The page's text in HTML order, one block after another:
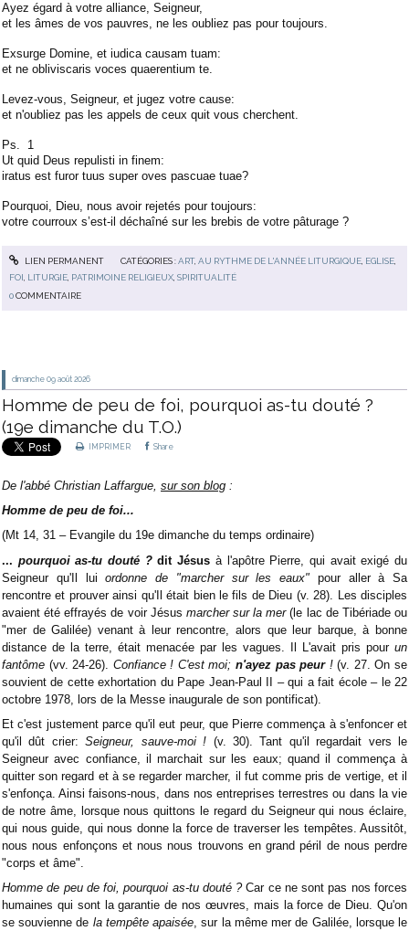
Ayez égard à votre alliance, Seigneur,
et les âmes de vos pauvres, ne les oubliez pas pour toujours.
Exsurge Domine, et iudica causam tuam:
et ne obliviscaris voces quaerentium te.
Levez-vous, Seigneur, et jugez votre cause:
et n'oubliez pas les appels de ceux quit vous cherchent.
Ps. 1
Ut quid Deus repulisti in finem:
iratus est furor tuus super oves pascuae tuae?
Pourquoi, Dieu, nous avoir rejetés pour toujours:
votre courroux s’est-il déchaîné sur les brebis de votre pâturage ?
LIEN PERMANENT CATÉGORIES :ART, AU RYTHME DE L'ANNÉE LITURGIQUE, EGLISE,
FOI LITURGIE PATRIMOINE RELIGIEUX ,SPIRITUALITÉ
0COMMENTAIRE
dimanche 09 août 2026
Homme de peu de foi, pourquoi as-tu douté ?
(19e dimanche du T.O.)
IMPRIMER Share
De l'abbé Christian Laffargue, sur son blog :
Homme de peu de foi...
(Mt 14, 31 – Evangile du 19e dimanche du temps ordinaire)
... pourquoi as-tu douté ?dit Jésus à l'apôtre Pierre, qui avait exigé du
Seigneur qu'Il luiordonne de "marcher sur les eaux" pour aller à Sa
rencontre et prouver ainsi qu'Il était bien le fils de Dieu (v. 28). Les disciples
avaient été effrayés de voir Jésus marcher sur la mer(le lac de Tibériade ou
"mer de Galilée) venant à leur rencontre, alors que leur barque, à bonne
distance de la terre, était menacée par les vagues. Il L'avait pris pour un
fantôme (vv. 24-26). Confiance ! C'est moi;n'ayez pas peur!(v. 27. On se
souvient de cette exhortation du Pape Jean-Paul II – qui a fait école – le 22
octobre 1978, lors de la Messe inaugurale de son pontificat).
Et c'est justement parce qu'il eut peur, que Pierre commença à s'enfoncer et
qu'il dût crier:Seigneur, sauve-moi ! (v. 30). Tant qu'il regardait vers le
Seigneur avec confiance, il marchait sur les eaux; quand il commença à
quitter son regard et à se regarder marcher, il fut comme pris de vertige, et il
s'enfonça. Ainsi faisons-nous, dans nos entreprises terrestres ou dans la vie
de notre âme, lorsque nous quittons le regard du Seigneur qui nous éclaire,
qui nous guide, qui nous donne la force de traverser les tempêtes. Aussitôt,
nous nous enfonçons et nous nous trouvons en grand péril de nous perdre
"corps et âme".
Homme de peu de foi, pourquoi as-tu douté ?Car ce ne sont pas nos forces
humaines qui sont la garantie de nos œuvres, mais la force de Dieu. Qu'on
se souvienne de la tempête apaisée , sur la même mer de Galilée, lorsque le